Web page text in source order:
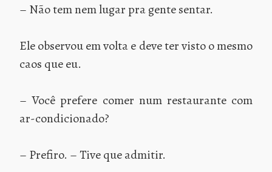
– Não tem nem lugar pra gente sentar.
Ele observou em volta e deve ter visto o mesmo
caos que eu.
– Você prefere comer num restaurante com
ar-condicionado?
– Prefiro. – Tive que admitir.